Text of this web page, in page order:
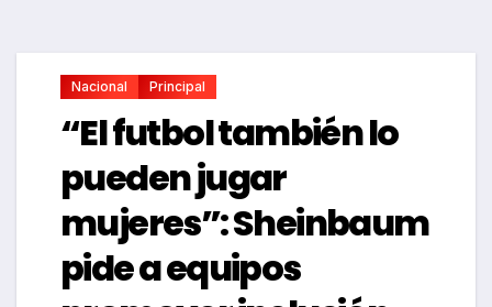
Nacional Principal
“El futbol también lo
pueden jugar
mujeres”: Sheinbaum
pide a equipos